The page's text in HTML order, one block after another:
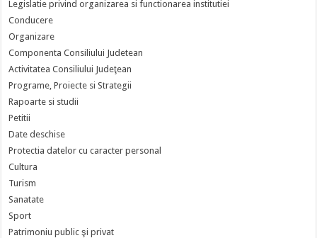
Legislatie privind organizarea si functionarea institutiei
Conducere
Organizare
Componenta Consiliului Judetean
Activitatea Consiliului Judeţean
Programe, Proiecte si Strategii
Rapoarte si studii
Petitii
Date deschise
Protectia datelor cu caracter personal
Cultura
Turism
Sanatate
Sport
Patrimoniu public şi privat